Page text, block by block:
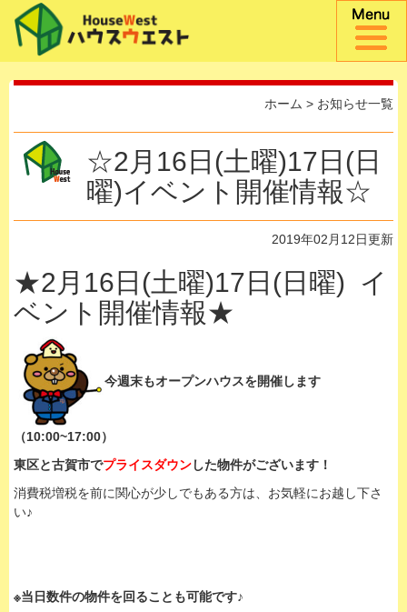
ホーム > お知らせ一覧
☆2月16日(土曜)17日(日
曜)イベント開催情報☆
2019年02月12日更新
★2月16日(土曜)17日(日曜) イ
ベント開催情報★
今週末もオープンハウスを開催します
（10:00~17:00）
東区と古賀市でプライスダウンした物件がございます！
消費税増税を前に関心が少しでもある方は、お気軽にお越し下さ
い♪
※当日数件の物件を回ることも可能です♪